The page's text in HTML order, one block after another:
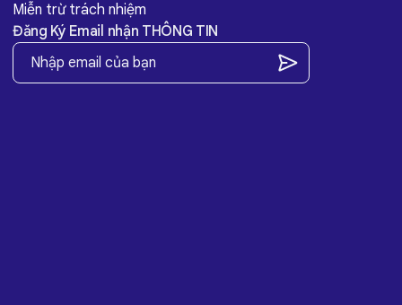
Miễn trừ trách nhiệm
Đăng Ký Email nhận THÔNG TIN